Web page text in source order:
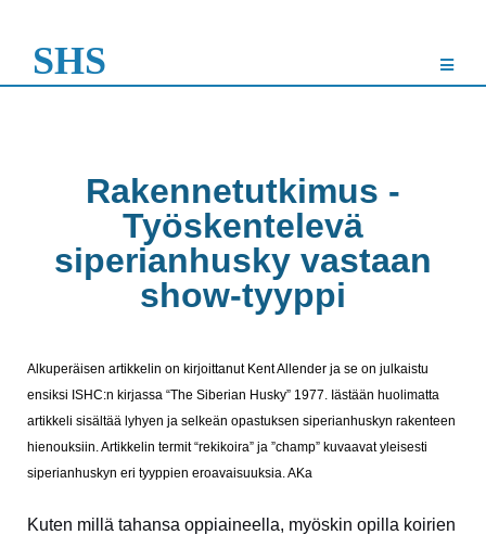
SHS
Rakennetutkimus -
Työskentelevä
siperianhusky vastaan
show-tyyppi
Alkuperäisen artikkelin on kirjoittanut Kent Allender ja se on julkaistu
ensiksi ISHC:n kirjassa “The Siberian Husky” 1977. Iästään huolimatta
artikkeli sisältää lyhyen ja selkeän opastuksen siperianhuskyn rakenteen
hienouksiin.Artikkelin termit “rekikoira” ja ”champ” kuvaavat yleisesti
siperianhuskyn eri tyyppien eroavaisuuksia. AKa
Kuten millä tahansa oppiaineella, myöskin opilla koirien